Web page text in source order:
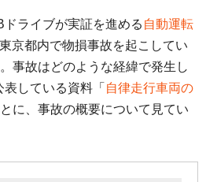
ライブが実証を進める 自動運転
京都内で物損事故を起こしてい
事故はどのような経緯で発生し
している資料「 自律走行車両の
とに、事故の概要について見てい